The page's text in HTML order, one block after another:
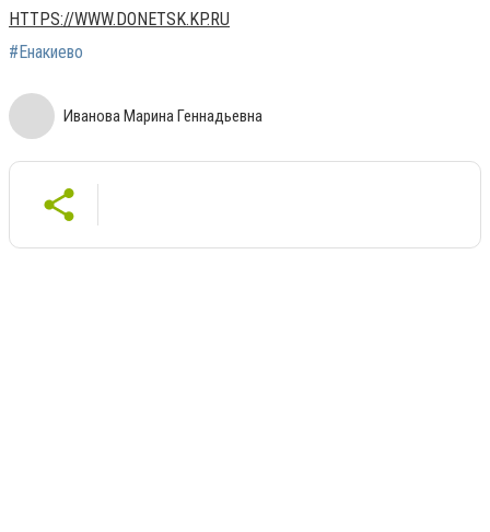
HTTPS://WWW.DONETSK.KP.RU
#Енакиево
Иванова Марина Геннадьевна